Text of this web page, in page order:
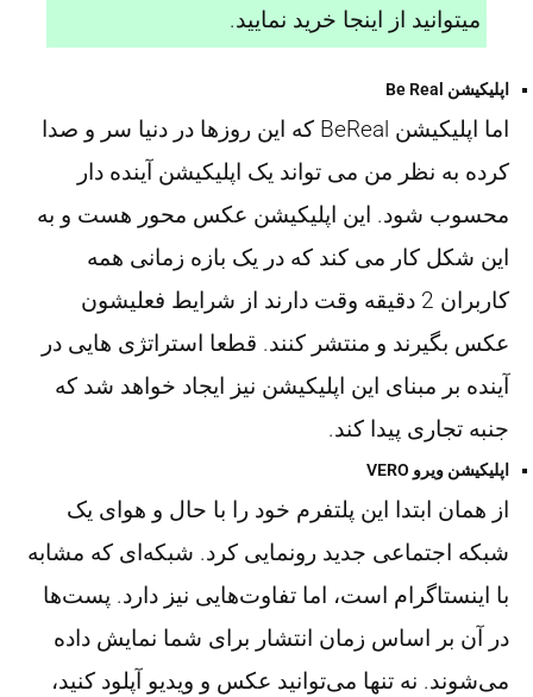
میتوانید از اینجا خرید نمایید.
اپلیکیشن Be Real
اما اپلیکیشن BeReal که این روزها در دنیا سر و صدا
کرده به نظر من می تواند یک اپلیکیشن آینده دار
محسوب شود. این اپلیکیشن عکس محور هست و به
این شکل کار می کند که در یک بازه زمانی همه
کاربران 2 دقیقه وقت دارند از شرایط فعلیشون
عکس بگیرند و منتشر کنند. قطعا استراتژی هایی در
آینده بر مبنای این اپلیکیشن نیز ایجاد خواهد شد که
جنبه تجاری پیدا کند.
اپلیکیشن ویرو VERO
از همان ابتدا این پلتفرم خود را با حال و هوای یک
شبکه اجتماعی جدید رونمایی کرد. شبکه‌ای که مشابه
با اینستاگرام است، اما تفاوت‌هایی نیز دارد. پست‌ها
در آن بر اساس زمان انتشار برای شما نمایش داده
می‌شوند. نه تنها می‌توانید عکس و ویدیو آپلود کنید،